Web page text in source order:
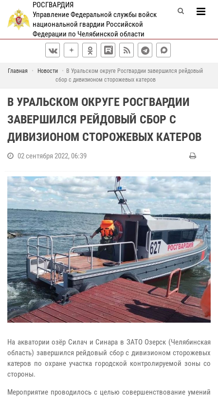
РОСГВАРДИЯ
Управление Федеральной службы войск
национальной гвардии Российской
Федерации по Челябинской области
Главная Новости
В Уральском округе Росгвардии завершился рейдовый
сбор с дивизионом сторожевых катеров
В УРАЛЬСКОМ ОКРУГЕ РОСГВАРДИИ
ЗАВЕРШИЛСЯ РЕЙДОВЫЙ СБОР С
ДИВИЗИОНОМ СТОРОЖЕВЫХ КАТЕРОВ
02 сентября 2022, 06:39
На акватории озёр Силач и Синара в ЗАТО Озерск (Челябинская
область) завершился рейдовый сбор с дивизионом сторожевых
катеров по охране участка городской контролируемой зоны со
стороны.
Мероприятие проводилось с целью совершенствование умений